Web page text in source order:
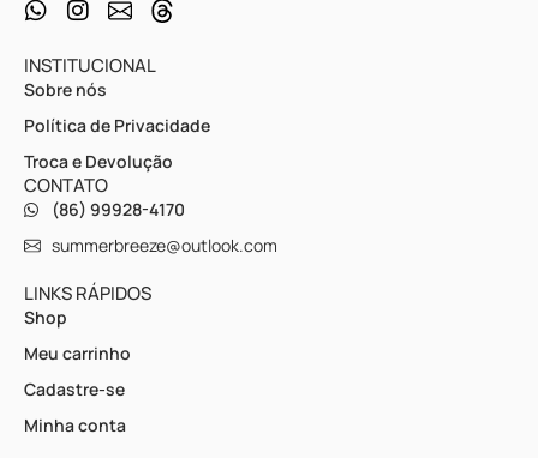
INSTITUCIONAL
Sobre nós
Política de Privacidade
Troca e Devolução
CONTATO
(86) 99928-4170
summerbreeze@outlook.com
LINKS RÁPIDOS
Shop
Meu carrinho
Cadastre-se
Minha conta